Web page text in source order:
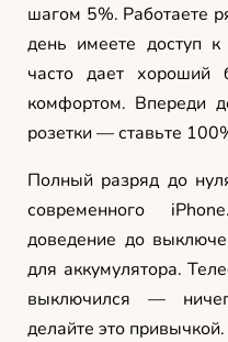
шагом 5%. Работаете
день имеете доступ
часто дает хороший
комфортом. Впереди
розетки — ставьте
Полный разряд до
современного
доведение до
для аккумулятора.
выключился —
делайте это привычкой.